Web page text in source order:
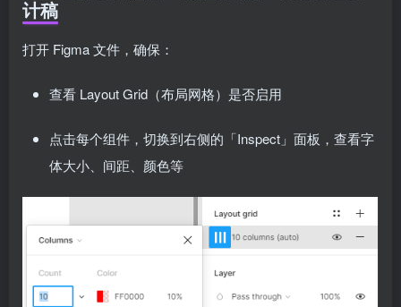
计稿
打开 Figma 文件，确保：
查看 Layout Grid（布局网格）是否启用
点击每个组件，切换到右侧的「Inspect」面板，查看字
体大小、间距、颜色等